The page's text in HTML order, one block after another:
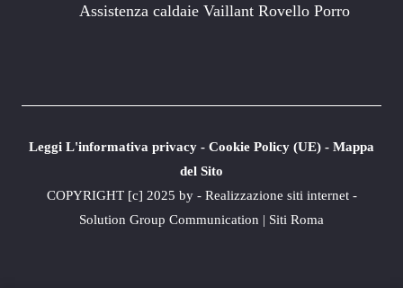
Assistenza caldaie Vaillant Rovello Porro
Leggi L'informativa privacy - Cookie Policy (UE) - Mappa
del Sito
COPYRIGHT [c] 2025 by - Realizzazione siti internet-
Solution Group Communication | Siti Roma